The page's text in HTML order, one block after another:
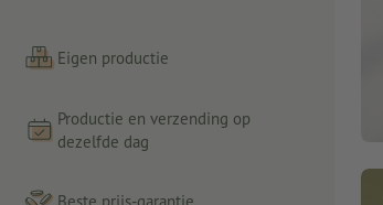
Eigen productie
Productie en verzending op
dezelfde dag